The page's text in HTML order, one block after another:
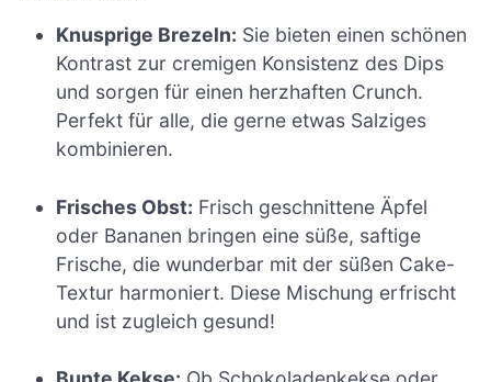
Knusprige Brezeln: Sie bieten einen schönen
Kontrast zur cremigen Konsistenz des Dips
und sorgen für einen herzhaften Crunch.
Perfekt für alle, die gerne etwas Salziges
kombinieren.
Frisches Obst: Frisch geschnittene Äpfel
oder Bananen bringen eine süße, saftige
Frische, die wunderbar mit der süßen Cake-
Textur harmoniert. Diese Mischung erfrischt
und ist zugleich gesund!